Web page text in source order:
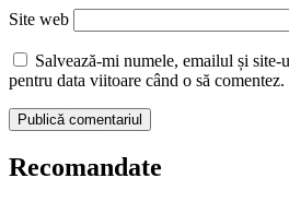
Site web
Salvează-mi numele, emailul și
pentru data viitoare când o să comentez.
Recomandate